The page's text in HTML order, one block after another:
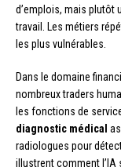
d’emplois, mais plutôt
travail. Les métiers
les plus vulnérables.
Dans le domaine
nombreux traders
les fonctions de
diagnostic médical
radiologues pour
illustrent comment l’IA